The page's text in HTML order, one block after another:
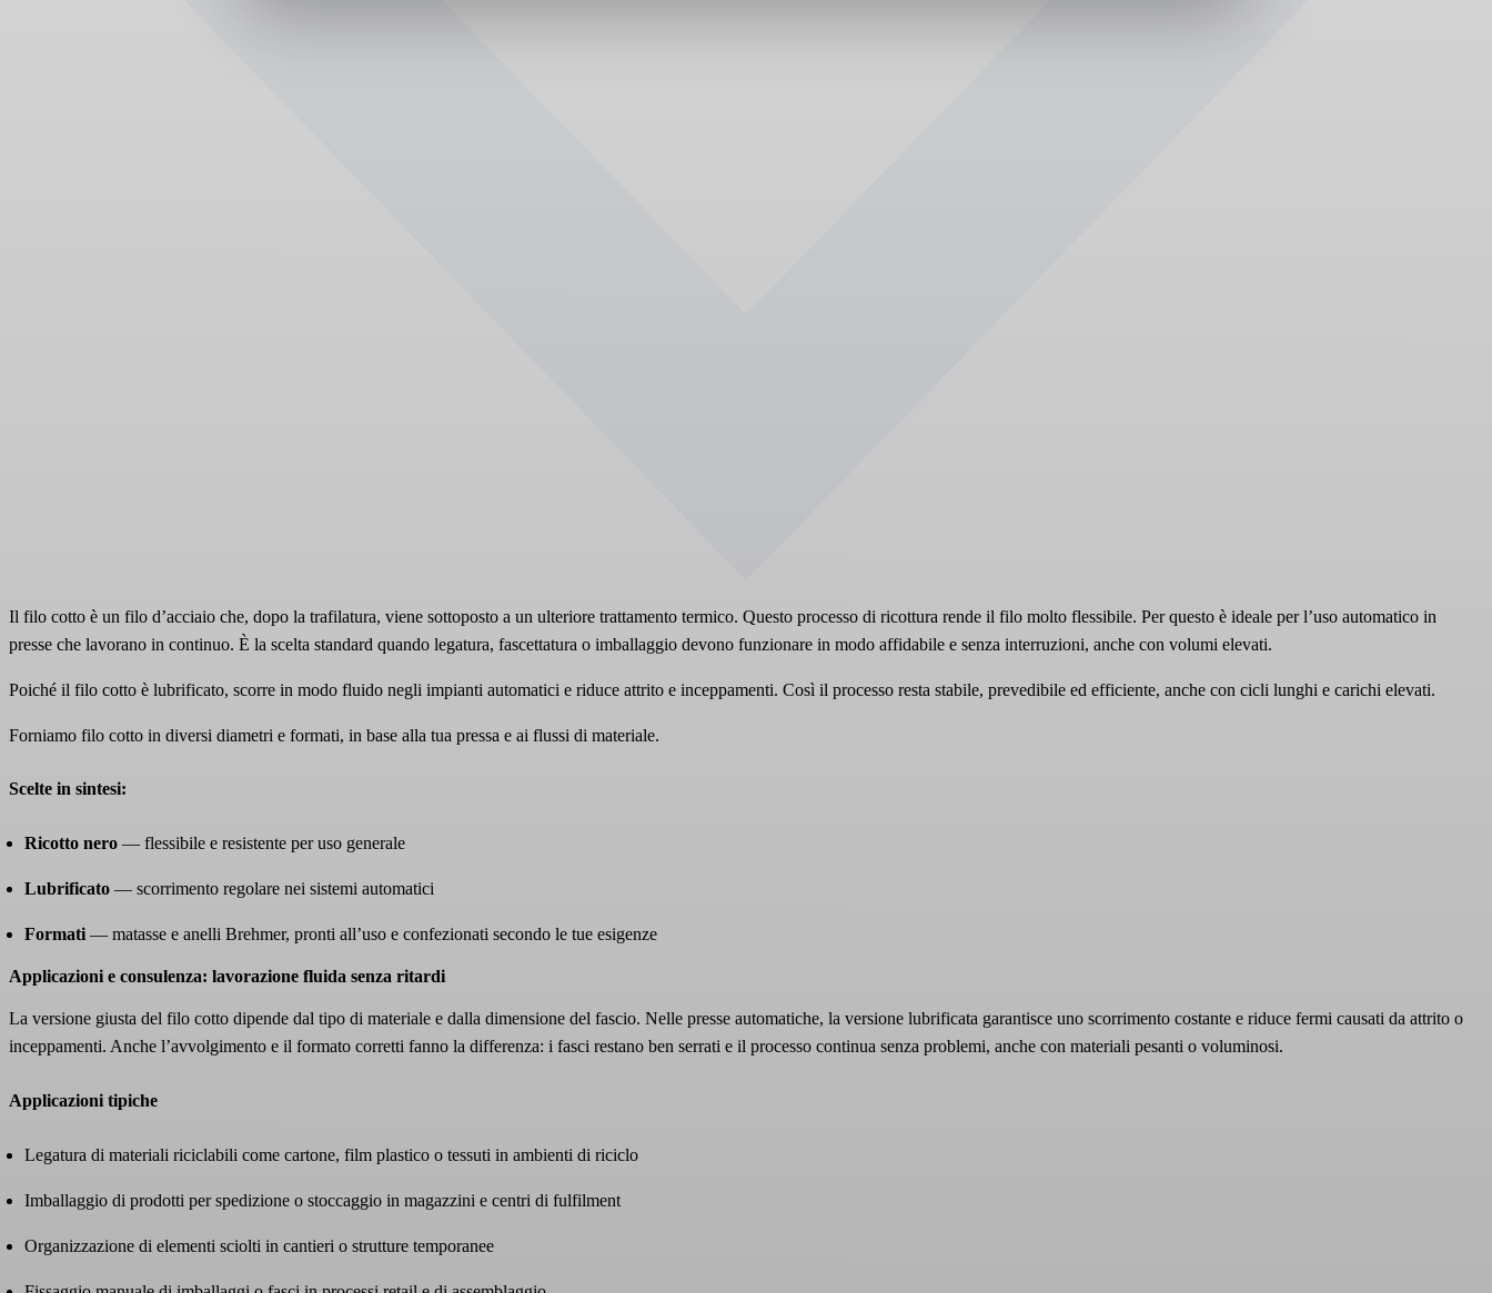
Il filo cotto è un filo d’acciaio che, dopo la trafilatura, viene sottoposto a un ulteriore trattamento termico. Questo processo di ricottura rende il filo molto flessibile. Per questo è ideale per l’uso automatico in
presse che lavorano in continuo. È la scelta standard quando legatura, fascettatura o imballaggio devono funzionare in modo affidabile e senza interruzioni, anche con volumi elevati.
Poiché il filo cotto è lubrificato, scorre in modo fluido negli impianti automatici e riduce attrito e inceppamenti. Così il processo resta stabile, prevedibile ed efficiente, anche con cicli lunghi e carichi elevati.
Forniamo filo cotto in diversi diametri e formati, in base alla tua pressa e ai flussi di materiale.
Scelte in sintesi:
Ricotto nero — flessibile e resistente per uso generale
Lubrificato — scorrimento regolare nei sistemi automatici
Formati — matasse e anelli Brehmer, pronti all’uso e confezionati secondo le tue esigenze
Applicazioni e consulenza: lavorazione fluida senza ritardi
La versione giusta del filo cotto dipende dal tipo di materiale e dalla dimensione del fascio. Nelle presse automatiche, la versione lubrificata garantisce uno scorrimento costante e riduce fermi causati da attrito o
inceppamenti. Anche l’avvolgimento e il formato corretti fanno la differenza: i fasci restano ben serrati e il processo continua senza problemi, anche con materiali pesanti o voluminosi.
Applicazioni tipiche
Legatura di materiali riciclabili come cartone, film plastico o tessuti in ambienti di riciclo
Imballaggio di prodotti per spedizione o stoccaggio in magazzini e centri di fulfilment
Organizzazione di elementi sciolti in cantieri o strutture temporanee